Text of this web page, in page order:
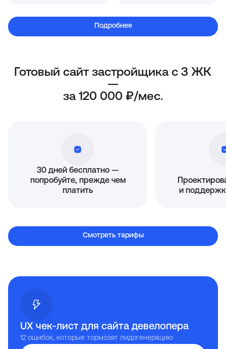
Подробнее
Готовый сайт застройщика с 3 ЖК
—
за 120 000 ₽/мес.
30 дней бесплатно —
попробуйте, прежде чем
платить
и
Смотреть тарифы
UX чек-лист для сайта девелопера
12 ошибок, которые тормозят лидогенерацию